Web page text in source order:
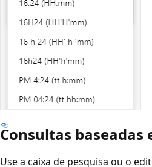
Consultas
Use a caixa de pesquisa ou o